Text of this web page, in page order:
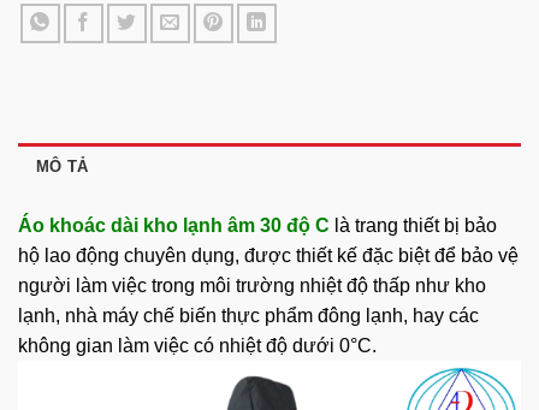
MÔ TẢ
Áo khoác dài kho lạnh âm 30 độ C là trang thiết bị bảo
hộ lao động chuyên dụng, được thiết kế đặc biệt để bảo vệ
người làm việc trong môi trường nhiệt độ thấp như kho
lạnh, nhà máy chế biến thực phẩm đông lạnh, hay các
không gian làm việc có nhiệt độ dưới 0°C.